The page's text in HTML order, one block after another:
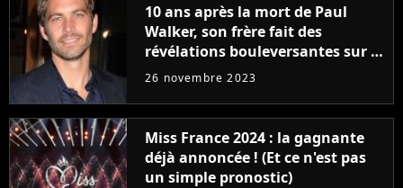
10 ans après la mort de Paul
Walker, son frère fait des
révélations bouleversantes sur la
réaction des acteurs de Fast and
26 novembre 2023
Miss France 2024 : la gagnante
déjà annoncée ! (Et ce n'est pas
un simple pronostic)